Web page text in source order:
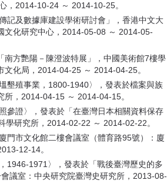
，2014-10-24 ～ 2014-10-25。
記及數據庫建設學術研討會」，香港中文大
文化研究中心，2014-05-08 ～ 2014-05-
方艷陽－陳澄波特展」，中國美術館7樓學
化局，2014-04-25 ～ 2014-04-25。
墾殖事業，1800-1940〉，發表於檔案與族
，2014-04-15 ～ 2014-04-15。
參證〉，發表於「在臺灣日本相關資料保存
研究所，2014-02-22 ～ 2014-02-22。
門市文化館二樓會議室（體育路95號）：廈
12-14。
1946-1971〉，發表於「戰後臺灣歷史的多
議室：中央研究院臺灣史研究所，2013-08-